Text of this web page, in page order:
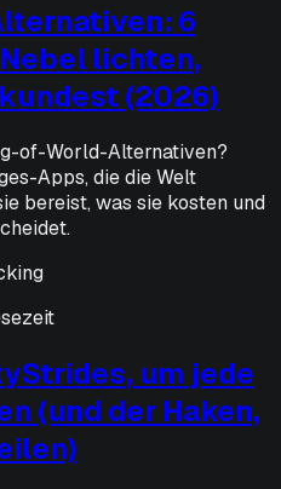
6
lichten,
(2026)
of-World-Alternativen?
Apps, die die Welt
bereist, was sie kosten und
um jede
(und der Haken,